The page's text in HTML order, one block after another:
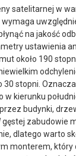
satelitarnej w
na jakość
ustawienia
około 190
30 stopni.
w kierunku
budynki,
gęstej zabudowie
dlatego warto
monterem, który